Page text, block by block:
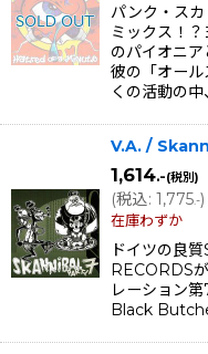
パンク・ス
ミックス！
のパイオニア
彼の「オー
くの活動の中
V.A. /
1,614.-(税別)
(税込: 1,775.-)
在庫わずか
ドイツの良
RECORDS
レーション
Black